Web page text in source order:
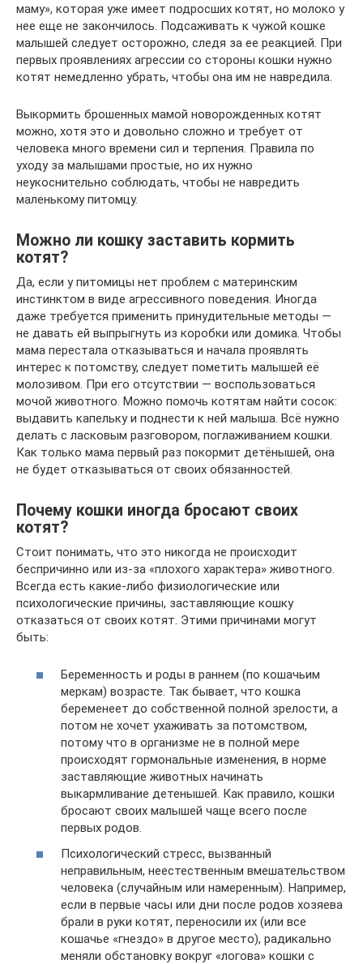
маму», которая уже имеет подросших котят, но молоко у
нее еще не закончилось. Подсаживать к чужой кошке
малышей следует осторожно, следя за ее реакцией. При
первых проявлениях агрессии со стороны кошки нужно
котят немедленно убрать, чтобы она им не навредила.
Выкормить брошенных мамой новорожденных котят
можно, хотя это и довольно сложно и требует от
человека много времени сил и терпения. Правила по
уходу за малышами простые, но их нужно
неукоснительно соблюдать, чтобы не навредить
маленькому питомцу.
Можно ли кошку заставить кормить
котят?
Да, если у питомицы нет проблем с материнским
инстинктом в виде агрессивного поведения. Иногда
даже требуется применить принудительные методы —
не давать ей выпрыгнуть из коробки или домика. Чтобы
мама перестала отказываться и начала проявлять
интерес к потомству, следует пометить малышей её
молозивом. При его отсутствии — воспользоваться
мочой животного. Можно помочь котятам найти сосок:
выдавить капельку и поднести к ней малыша. Всё нужно
делать с ласковым разговором, поглаживанием кошки.
Как только мама первый раз покормит детёнышей, она
не будет отказываться от своих обязанностей.
Почему кошки иногда бросают своих
котят?
Стоит понимать, что это никогда не происходит
беспричинно или из-за «плохого характера» животного.
Всегда есть какие-либо физиологические или
психологические причины, заставляющие кошку
отказаться от своих котят. Этими причинами могут
быть:
Беременность и роды в раннем (по кошачьим
меркам) возрасте. Так бывает, что кошка
беременеет до собственной полной зрелости, а
потом не хочет ухаживать за потомством,
потому что в организме не в полной мере
происходят гормональные изменения, в норме
заставляющие животных начинать
выкармливание детенышей. Как правило, кошки
бросают своих малышей чаще всего после
первых родов.
Психологический стресс, вызванный
неправильным, неестественным вмешательством
человека (случайным или намеренным). Например,
если в первые часы или дни после родов хозяева
брали в руки котят, переносили их (или все
кошачье «гнездо» в другое место), радикально
меняли обстановку вокруг «логова» кошки с